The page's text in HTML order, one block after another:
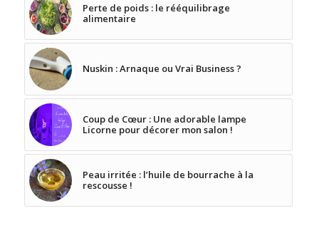
Perte de poids : le rééquilibrage
alimentaire
Nuskin : Arnaque ou Vrai Business ?
Coup de Cœur : Une adorable lampe
Licorne pour décorer mon salon !
Peau irritée : l’huile de bourrache à la
rescousse !